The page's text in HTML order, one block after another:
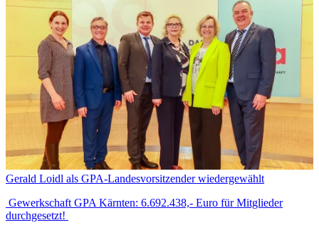
Gerald Loidl als GPA-Landesvorsitzender wiedergewählt
Gewerkschaft GPA Kärnten: 6.692.438,- Euro für Mitglieder
durchgesetzt!